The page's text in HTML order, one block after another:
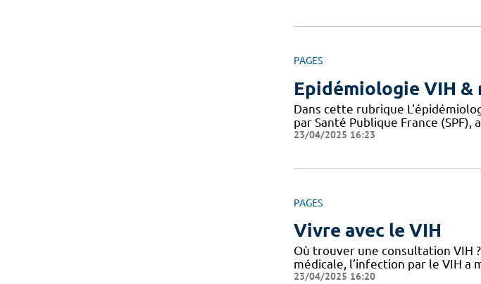
PAGES
Epidémiologie VIH &
Dans cette rubrique
par Santé Publique France
23/04/2025 16:23
PAGES
Vivre avec le VIH
Où trouver une consultation VIH
médicale, l’infection par le VIH
23/04/2025 16:20